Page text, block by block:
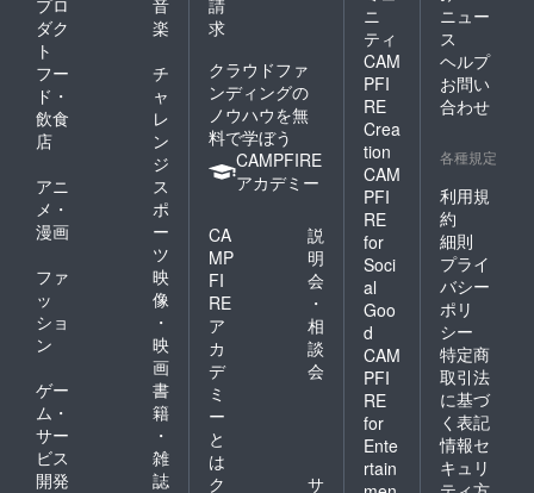
ダク
ト
楽
フー
ド・
飲食
店
チ
ャ
レ
ン
ジ
アニ
メ・
漫画
ス
ポ
ー
ツ
ファ
ッ
ショ
ン
映
像
・
映
画
ゲー
ム・
サー
ビス
開発
書
籍
・
雑
誌
求
クラウドファ
ンディングの
ノウハウを無
料で学ぼう
CAMPFIRE
アカデミー
CA
MP
FI
RE
ア
カ
デ
ミ
ー
と
は
説
明
会
・
相
談
会
ク サ
ニ
ティ
CAM
PFI
RE
Crea
tion
CAM
PFI
RE
for
Soci
al
Goo
d
CAM
PFI
RE
for
Ente
rtain
ニュー
ス
ヘルプ
お問い
合わせ
各種規定
利用規
約
細則
プライ
バシー
ポリ
シー
特定商
取引法
に基づ
く表記
情報セ
キュリ